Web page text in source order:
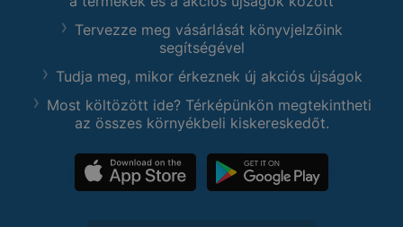
Tervezze meg vásárlását könyvjelzőink
segítségével
Tudja meg, mikor érkeznek új akciós újságok
Most költözött ide? Térképünkön megtekintheti
az összes környékbeli kiskereskedőt.